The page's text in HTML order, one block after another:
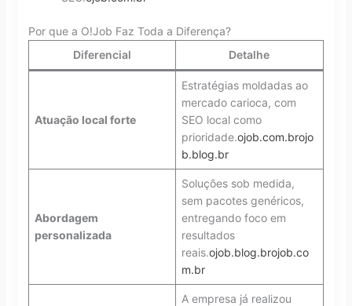
Por que a O!Job Faz Toda a Diferença?
Diferencial
Detalhe
Atuação local forte
Estratégias moldadas ao
mercado carioca, com
SEO local como
prioridade.ojob.com.brojo
b.blog.br
Abordagem
personalizada
Soluções sob medida,
sem pacotes genéricos,
entregando foco em
resultados
reais.ojob.blog.brojob.co
m.br
A empresa já realizou